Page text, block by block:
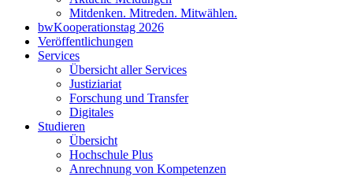
Mitdenken. Mitreden. Mitwählen.
bwKooperationstag 2026
Veröffentlichungen
Services
Übersicht aller Services
Justiziariat
Forschung und Transfer
Digitales
Studieren
Übersicht
Hochschule Plus
Anrechnung von Kompetenzen